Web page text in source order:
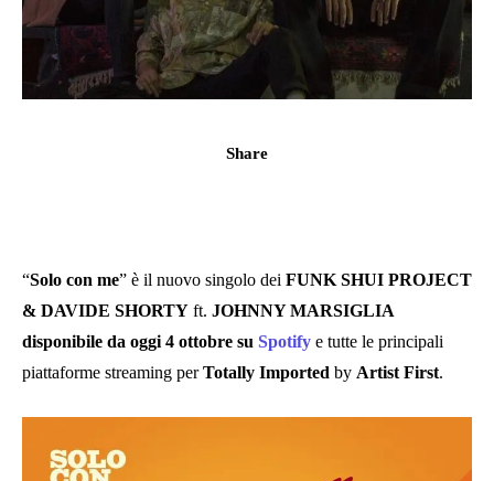
Share
“Solo con me” è il nuovo singolo dei FUNK SHUI PROJECT
& DAVIDE SHORTY ft. JOHNNY MARSIGLIA
disponibile da oggi 4 ottobre su Spotify e tutte le principali
piattaforme streaming perTotally Imported by Artist First.